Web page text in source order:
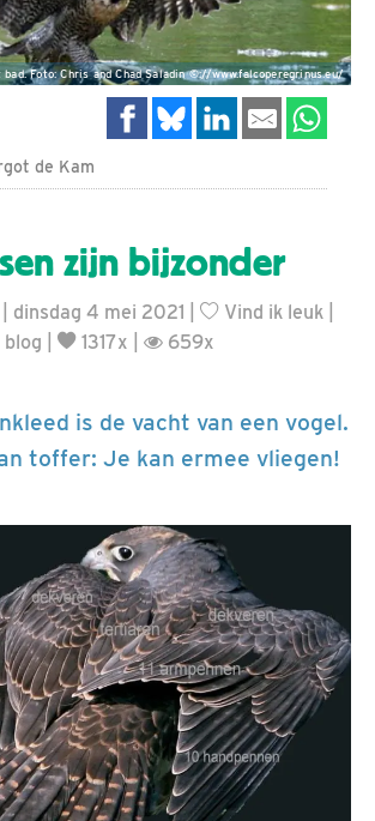
Foto: Chris and Chad Saladin ©://www.falcoperegrinus.eu/
de Kam
zijn bijzonder
dinsdag 4 mei 2021 | Vind ik leuk
blog
1317x | 659x
is de vacht van een vogel.
toffer: Je kan ermee vliegen!